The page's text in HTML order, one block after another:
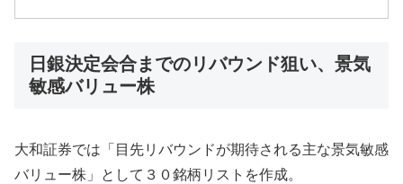
日銀決定会合までのリバウンド狙い、景気
敏感バリュー株
大和証券では「目先リバウンドが期待される主な景気敏感
バリュー株」として３０銘柄リストを作成。